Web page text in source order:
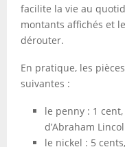
facilite la vie au
montants affichés et
dérouter.
En pratique, les
suivantes :
le penny : 1
d’Abraham
le nickel : 5